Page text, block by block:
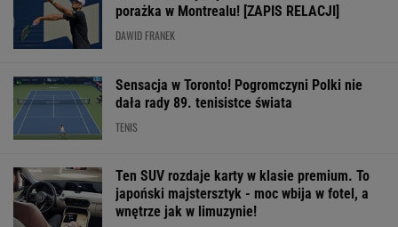
porażka w Montrealu! [ZAPIS RELACJI]
DAWID FRANEK
Sensacja w Toronto! Pogromczyni Polki nie
dała rady 89. tenisistce świata
TENIS
Ten SUV rozdaje karty w klasie premium. To
japoński majstersztyk - moc wbija w fotel, a
wnętrze jak w limuzynie!